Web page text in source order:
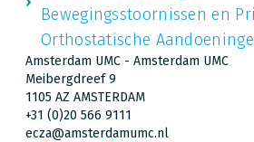
Bewegingsstoornissen en
Orthostatische
Amsterdam UMC - Amsterdam UMC
Meibergdreef 9
1105 AZ AMSTERDAM
+31 (0)20 566 9111
ecza@amsterdamumc.nl